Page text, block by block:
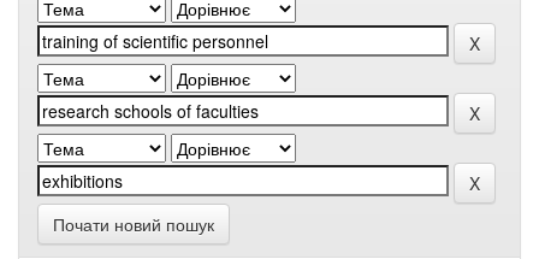
Почати новий пошук